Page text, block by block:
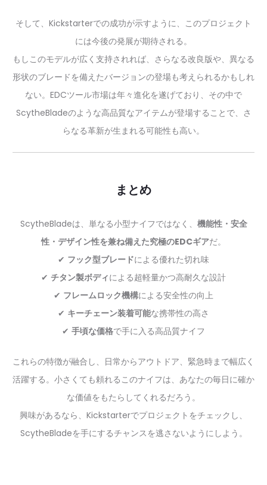
そして、Kickstarterでの成功が示すように、このプロジェクト
には今後の発展が期待される。
もしこのモデルが広く支持されれば、さらなる改良版や、異なる
形状のブレードを備えたバージョンの登場も考えられるかもしれ
ない。EDCツール市場は年々進化を遂げており、その中で
ScytheBladeのような高品質なアイテムが登場することで、さ
らなる革新が生まれる可能性も高い。
まとめ
ScytheBladeは、単なる小型ナイフではなく、 機能性・安全
性・デザイン性を兼ね備えた究極のEDCギアだ。
✔ フック型ブレードによる優れた切れ味
✔ チタン製ボディによる超軽量かつ高耐久な設計
✔ フレームロック機構による安全性の向上
✔ キーチェーン装着可能な携帯性の高さ
✔ 手頃な価格で手に入る高品質ナイフ
これらの特徴が融合し、日常からアウトドア、緊急時まで幅広く
活躍する。小さくても頼れるこのナイフは、あなたの毎日に確か
な価値をもたらしてくれるだろう。
興味があるなら、Kickstarterでプロジェクトをチェックし、
ScytheBladeを手にするチャンスを逃さないようにしよう。